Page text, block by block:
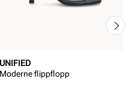
UNIFIED
Moderne flippflopp